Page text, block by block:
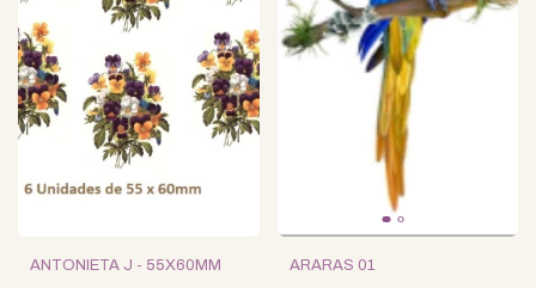
ANTONIETA J - 55X60MM ARARAS 01